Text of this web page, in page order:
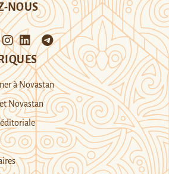
NOUS
à Novastan
Novastan